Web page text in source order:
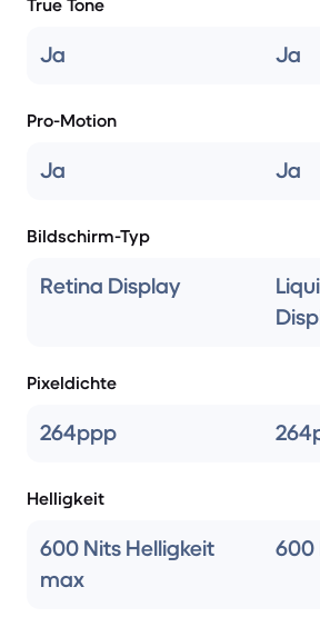
True Tone
Ja Ja
Pro-Motion
Ja Ja
Bildschirm-Typ
Retina Display
Pixeldichte
264ppp
Helligkeit
600 Nits Helligkeit
max
600